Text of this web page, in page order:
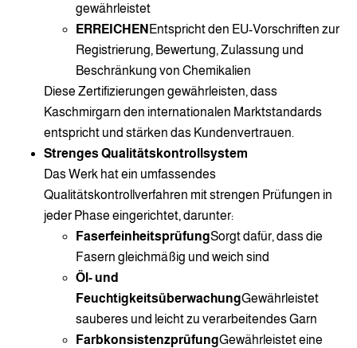
gewährleistet
ERREICHEN Entspricht den EU-Vorschriften zur
Registrierung, Bewertung, Zulassung und
Beschränkung von Chemikalien
Diese Zertifizierungen gewährleisten, dass
Kaschmirgarn den internationalen Marktstandards
entspricht und stärken das Kundenvertrauen.
Strenges Qualitätskontrollsystem
Das Werk hat ein umfassendes
Qualitätskontrollverfahren mit strengen Prüfungen in
jeder Phase eingerichtet, darunter:
FaserfeinheitsprüfungSorgt dafür, dass die
Fasern gleichmäßig und weich sind
Öl- und
FeuchtigkeitsüberwachungGewährleistet
sauberes und leicht zu verarbeitendes Garn
FarbkonsistenzprüfungGewährleistet eine